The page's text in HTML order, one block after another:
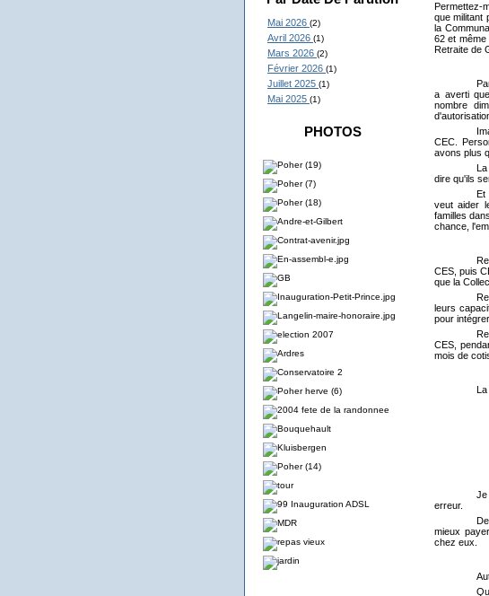
Mai 2026 (2)
Avril 2026 (1)
Mars 2026 (2)
Février 2026 (1)
Juillet 2025 (1)
Mai 2025 (1)
PHOTOS
Permettez-
que militant
la
62 et même
Retraite de
a averti
nombre
CEC.
avons plus
dire qu'ils
Et
veut aider
familles
chance,
CES, puis
que la
leurs
pour
CES,
mois de
La
erreur.
mieux
chez eux.